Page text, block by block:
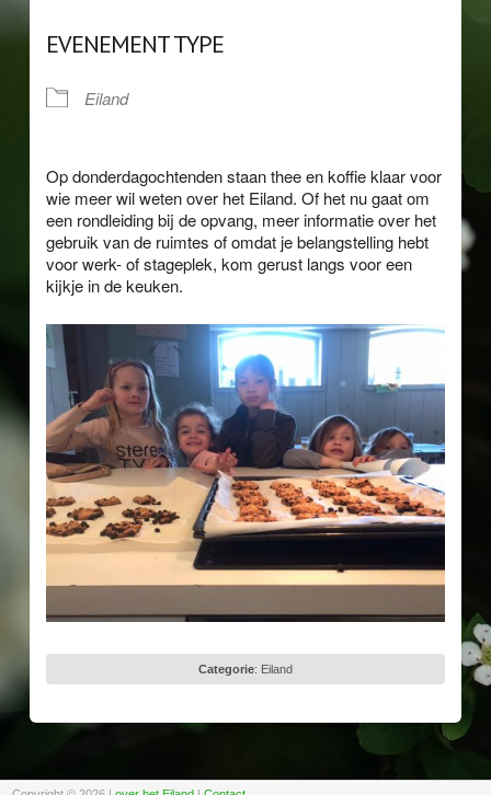
EVENEMENT TYPE
Eiland
Op donderdagochtenden staan thee en koffie klaar voor
wie meer wil weten over het Eiland. Of het nu gaat om
een rondleiding bij de opvang, meer informatie over het
gebruik van de ruimtes of omdat je belangstelling hebt
voor werk- of stageplek, kom gerust langs voor een
kijkje in de keuken.
Categorie: Eiland